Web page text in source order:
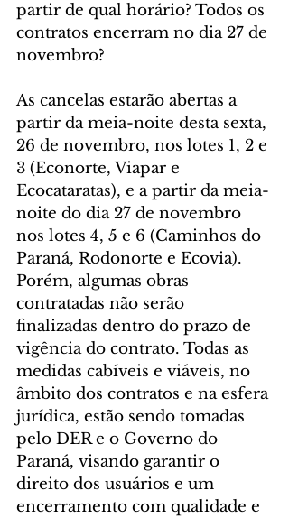
partir de qual horário? Todos os
contratos encerram no dia 27 de
novembro?
As cancelas estarão abertas a
partir da meia-noite desta sexta,
26 de novembro, nos lotes 1, 2 e
3 (Econorte, Viapar e
Ecocataratas), e a partir da meia-
noite do dia 27 de novembro
nos lotes 4, 5 e 6 (Caminhos do
Paraná, Rodonorte e Ecovia).
Porém, algumas obras
contratadas não serão
finalizadas dentro do prazo de
vigência do contrato. Todas as
medidas cabíveis e viáveis, no
âmbito dos contratos e na esfera
jurídica, estão sendo tomadas
pelo DER e o Governo do
Paraná, visando garantir o
direito dos usuários e um
encerramento com qualidade e